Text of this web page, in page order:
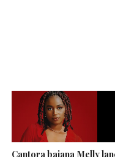
Cantora baiana Melly